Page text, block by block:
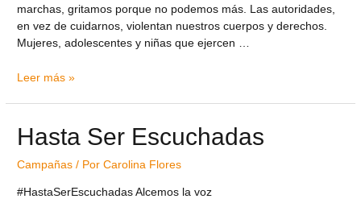
marchas, gritamos porque no podemos más. Las autoridades,
en vez de cuidarnos, violentan nuestros cuerpos y derechos.
Mujeres, adolescentes y niñas que ejercen …
Leer más »
Hasta Ser Escuchadas
Campañas / PorCarolina Flores
#HastaSerEscuchadas Alcemos la voz